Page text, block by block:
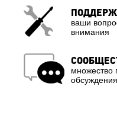
ваши
внимания
множество
обсуждения